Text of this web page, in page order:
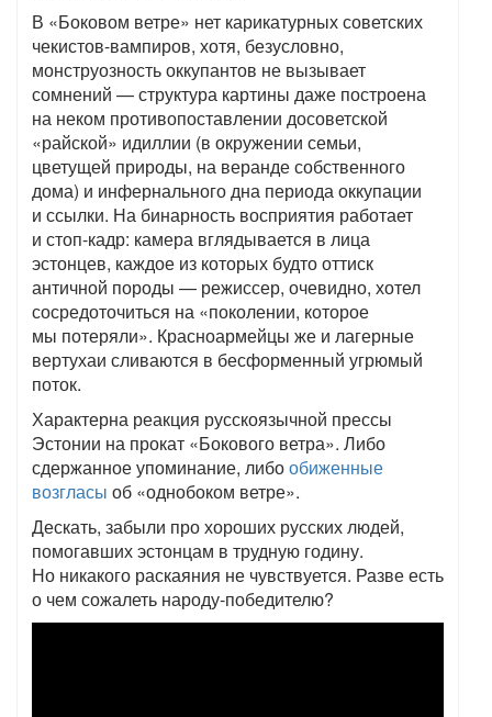
В «Боковом ветре» нет карикатурных советских
чекистов-вампиров, хотя, безусловно,
монструозность оккупантов не вызывает
сомнений — структура картины даже построена
на неком противопоставлении досоветской
«райской» идиллии (в окружении семьи,
цветущей природы, на веранде собственного
дома) и инфернального дна периода оккупации
и ссылки. На бинарность восприятия работает
и стоп-кадр: камера вглядывается в лица
эстонцев, каждое из которых будто оттиск
античной породы — режиссер, очевидно, хотел
сосредоточиться на «поколении, которое
мы потеряли». Красноармейцы же и лагерные
вертухаи сливаются в бесформенный угрюмый
поток.
Характерна реакция русскоязычной прессы
Эстонии на прокат «Бокового ветра». Либо
сдержанное упоминание, либообиженные
возгласы об «однобоком ветре».
Дескать, забыли про хороших русских людей,
помогавших эстонцам в трудную годину.
Но никакого раскаяния не чувствуется. Разве есть
о чем сожалеть народу-победителю?